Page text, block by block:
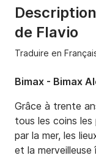
de Flavio
Traduire en
Bimax - Bimax
Grâce à trente
tous les coins les
par la mer, les
et la merveilleuse